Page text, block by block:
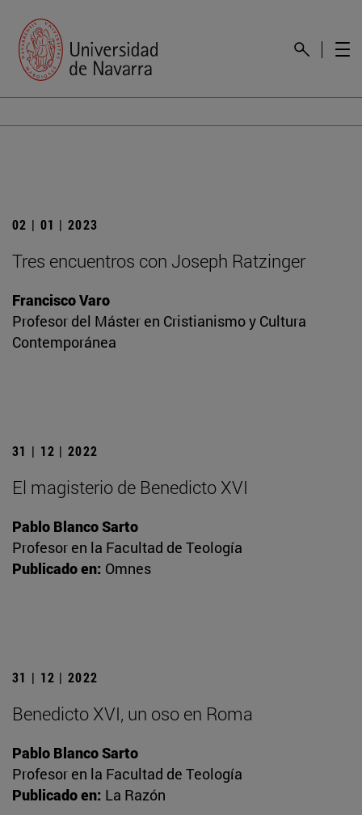
02 | 01 | 2023
Tres encuentros con Joseph Ratzinger
Francisco Varo
Profesor del Máster en Cristianismo y Cultura
Contemporánea
31 | 12 | 2022
El magisterio de Benedicto XVI
Pablo Blanco Sarto
Profesor en la Facultad de Teología
Publicado en: Omnes
31 | 12 | 2022
Benedicto XVI, un oso en Roma
Pablo Blanco Sarto
Profesor en la Facultad de Teología
Publicado en: La Razón